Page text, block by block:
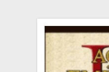
KONTAKT